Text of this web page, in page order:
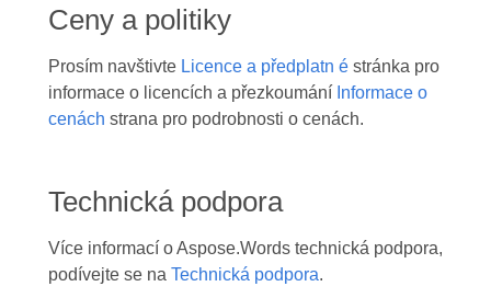
Ceny a politiky
Prosím navštivte Licence a předplatn éstránka pro
informace o licencích a přezkoumání Informace o
cenách strana pro podrobnosti o cenách.
Technická podpora
Více informací o Aspose.Words technická podpora,
podívejte se na Technická podpora.